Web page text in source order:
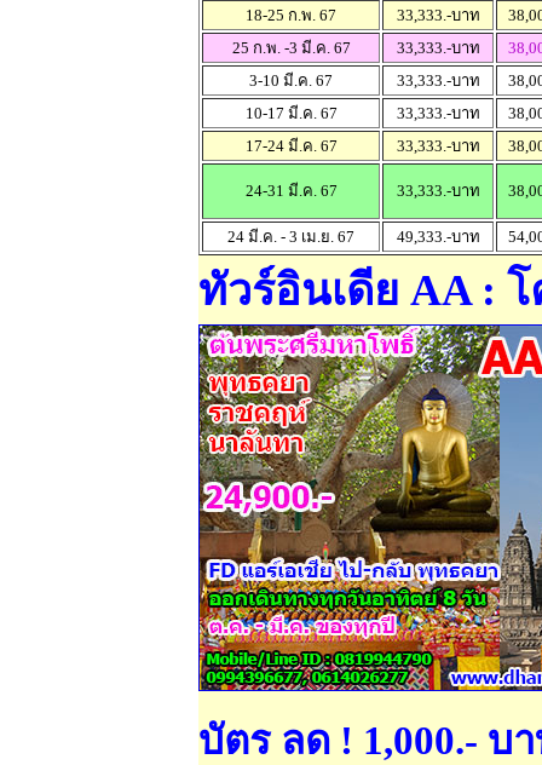
18-25 ก.พ. 67
33,333.-บาท
25 ก.พ. -3 มี.ค. 67
33,333.-บาท
3-10 มี.ค. 67
33,333.-บาท
10-17 มี.ค. 67
33,333.-บาท
17-24 มี.ค. 67
33,333.-บาท
24-31 มี.ค. 67 33,333.-บาท
24 มี.ค. - 3 เม.ย. 67 49,333.-บาท
ทัวร์อินเดีย AA :
บัตร ลด ! 1,000.- บ